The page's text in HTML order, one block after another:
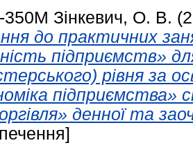
350М Зінкевич, О. В.
до практичних
підприємств»
рівня за
підприємства»
денної та